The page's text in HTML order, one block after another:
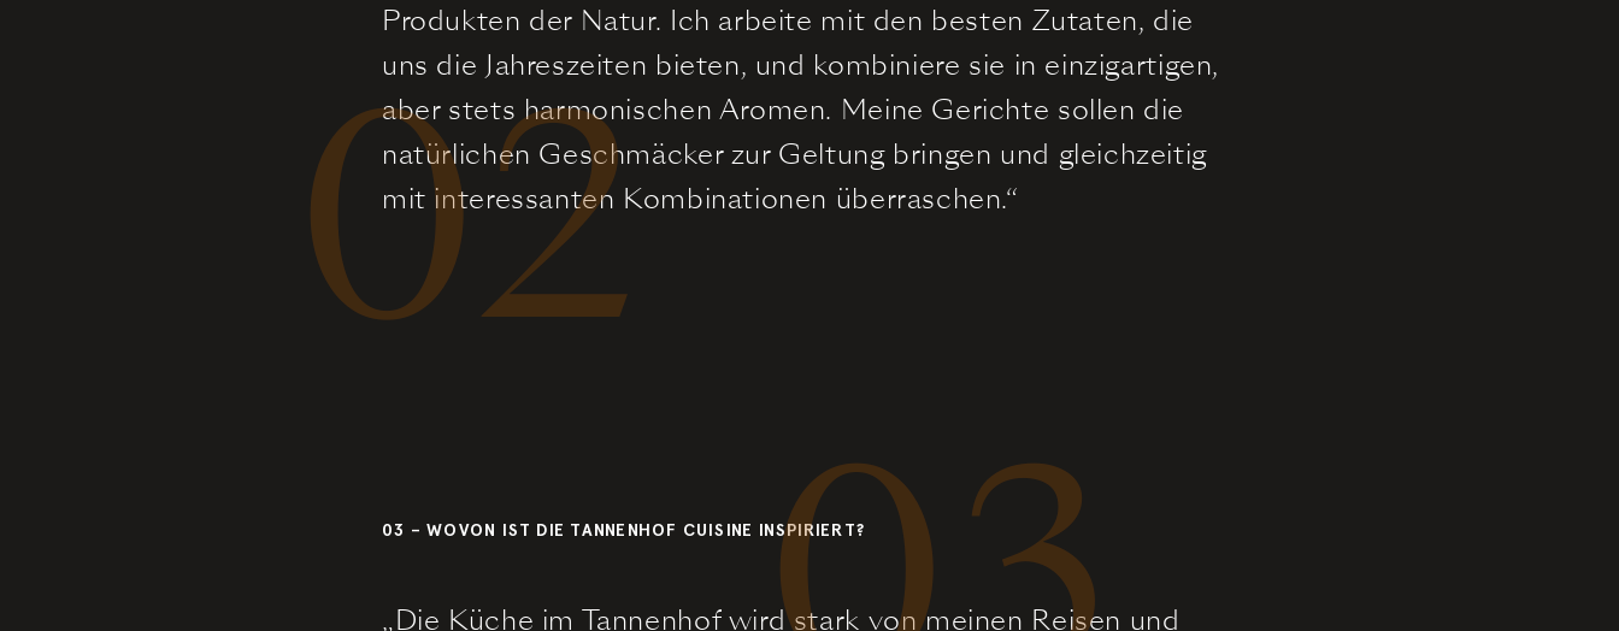
Produkten der Natur. Ich arbeite mit den besten Zutaten, die
uns die Jahreszeiten bieten, und kombiniere sie in einzigartigen,
aber stets harmonischen Aromen. Meine Gerichte sollen die
natürlichen Geschmäcker zur Geltung bringen und gleichzeitig
mit interessanten Kombinationen überraschen.“
02
03 – WOVON IST DIE TANNENHOF CUISINE INSPIRIERT?
„Die Küche im Tannenhof wird stark von meinen Reisen und